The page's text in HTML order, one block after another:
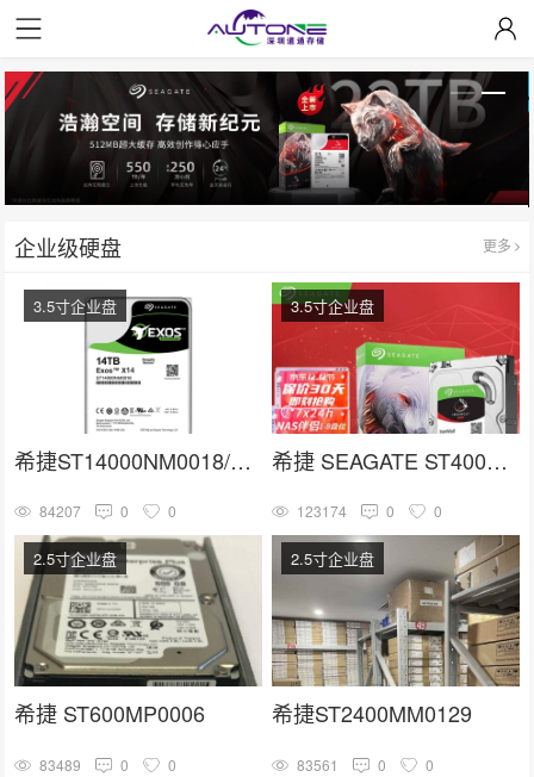
企业级硬盘 更多
希捷ST14000NM0018/ST14000NM001G 3.5寸SATA 14TB硬盘
3.5寸企业盘
84207 0 0
希捷 SEAGATE ST4000VN006
3.5寸企业盘
123174 0 0
希捷 ST600MP0006
2.5寸企业盘
83489 0 0
希捷ST2400MM0129
2.5寸企业盘
83561 0 0